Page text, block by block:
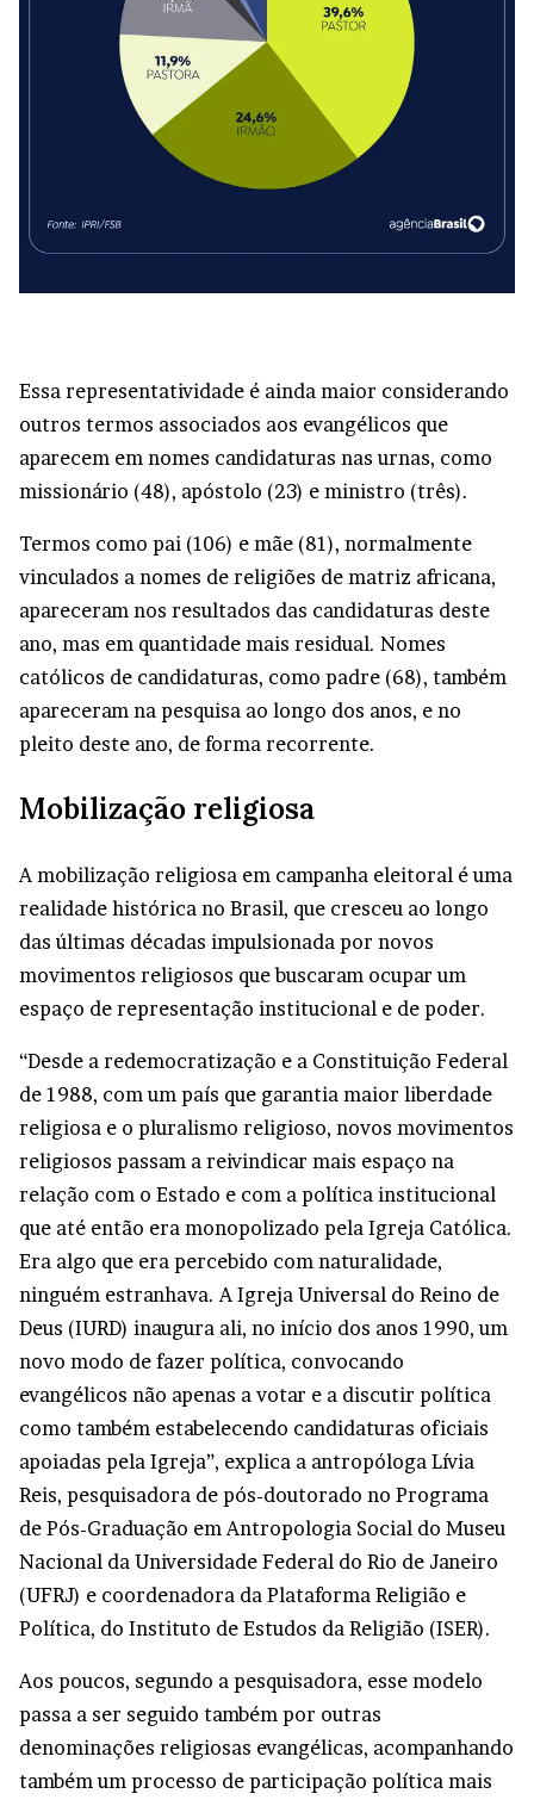
Essa representatividade é ainda maior considerando
outros termos associados aos evangélicos que
aparecem em nomes candidaturas nas urnas, como
missionário (48), apóstolo (23) e ministro (três).
Termos como pai (106) e mãe (81), normalmente
vinculados a nomes de religiões de matriz africana,
apareceram nos resultados das candidaturas deste
ano, mas em quantidade mais residual. Nomes
católicos de candidaturas, como padre (68), também
apareceram na pesquisa ao longo dos anos, e no
pleito deste ano, de forma recorrente.
Mobilização religiosa
A mobilização religiosa em campanha eleitoral é uma
realidade histórica no Brasil, que cresceu ao longo
das últimas décadas impulsionada por novos
movimentos religiosos que buscaram ocupar um
espaço de representação institucional e de poder.
“Desde a redemocratização e a Constituição Federal
de 1988, com um país que garantia maior liberdade
religiosa e o pluralismo religioso, novos movimentos
religiosos passam a reivindicar mais espaço na
relação com o Estado e com a política institucional
que até então era monopolizado pela Igreja Católica.
Era algo que era percebido com naturalidade,
ninguém estranhava. A Igreja Universal do Reino de
Deus (IURD) inaugura ali, no início dos anos 1990, um
novo modo de fazer política, convocando
evangélicos não apenas a votar e a discutir política
como também estabelecendo candidaturas oficiais
apoiadas pela Igreja”, explica a antropóloga Lívia
Reis, pesquisadora de pós-doutorado no Programa
de Pós-Graduação em Antropologia Social do Museu
Nacional da Universidade Federal do Rio de Janeiro
(UFRJ) e coordenadora da Plataforma Religião e
Política, do Instituto de Estudos da Religião (ISER).
Aos poucos, segundo a pesquisadora, esse modelo
passa a ser seguido também por outras
denominações religiosas evangélicas, acompanhando
também um processo de participação política mais